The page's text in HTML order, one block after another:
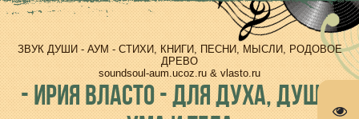
ЗВУК ДУШИ - АУМ - СТИХИ, КНИГИ, ПЕСНИ, МЫСЛИ, РОДОВОЕ
ДРЕВО
soundsoul-aum.ucoz.ru & vlasto.ru
-ИРИЯ ВЛАСТО - ДЛЯ ДУХА, ДУШИ,